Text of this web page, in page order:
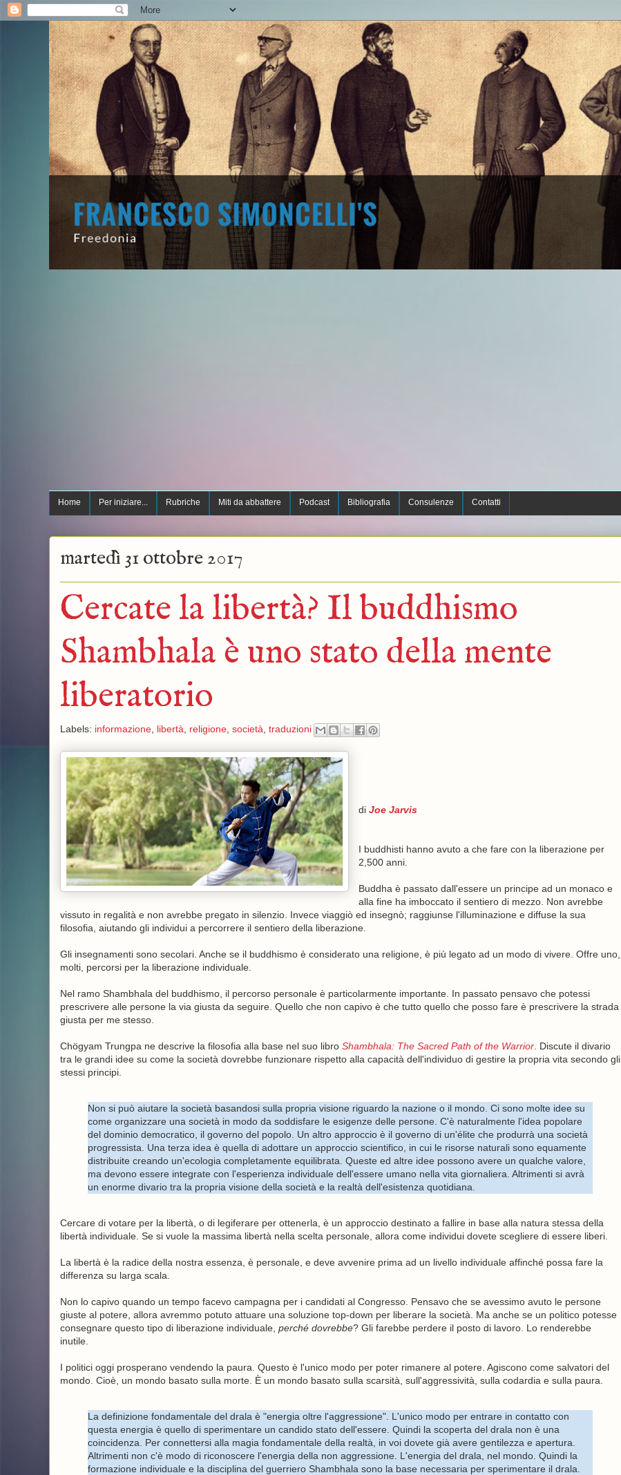
Home Per iniziare... Rubriche Miti da abbattere Podcast Bibliografia Consulenze Contatti
martedì 31 ottobre 2017
Cercate la libertà? Il buddhismo
Shambhala è uno stato della mente
liberatorio
Labels: informazione, libertà, religione, società, traduzioni
di Joe Jarvis
I buddhisti hanno avuto a che fare con la liberazione per
2,500 anni.
Buddha è passato dall'essere un principe ad un monaco e
alla fine ha imboccato il sentiero di mezzo. Non avrebbe
vissuto in regalità e non avrebbe pregato in silenzio. Invece viaggiò ed insegnò; raggiunse l'illuminazione e diffuse la sua
filosofia, aiutando gli individui a percorrere il sentiero della liberazione.
Gli insegnamenti sono secolari. Anche se il buddhismo è considerato una religione, è più legato ad un modo di vivere. Offre uno,
molti, percorsi per la liberazione individuale.
Nel ramo Shambhala del buddhismo, il percorso personale è particolarmente importante. In passato pensavo che potessi
prescrivere alle persone la via giusta da seguire. Quello che non capivo è che tutto quello che posso fare è prescrivere la strada
giusta per me stesso.
Chögyam Trungpa ne descrive la filosofia alla base nel suo libro Shambhala: The Sacred Path of the Warrior. Discute il divario
tra le grandi idee su come la società dovrebbe funzionare rispetto alla capacità dell'individuo di gestire la propria vita secondo gli
stessi principi.
Non si può aiutare la società basandosi sulla propria visione riguardo la nazione o il mondo. Ci sono molte idee su
come organizzare una società in modo da soddisfare le esigenze delle persone. C'è naturalmente l'idea popolare
del dominio democratico, il governo del popolo. Un altro approccio è il governo di un'élite che produrrà una società
progressista. Una terza idea è quella di adottare un approccio scientifico, in cui le risorse naturali sono equamente
distribuite creando un'ecologia completamente equilibrata. Queste ed altre idee possono avere un qualche valore,
ma devono essere integrate con l'esperienza individuale dell'essere umano nella vita giornaliera. Altrimenti si avrà
un enorme divario tra la propria visione della società e la realtà dell'esistenza quotidiana.
Cercare di votare per la libertà, o di legiferare per ottenerla, è un approccio destinato a fallire in base alla natura stessa della
libertà individuale. Se si vuole la massima libertà nella scelta personale, allora come individui dovete scegliere di essere liberi.
La libertà è la radice della nostra essenza, è personale, e deve avvenire prima ad un livello individuale affinché possa fare la
differenza su larga scala.
Non lo capivo quando un tempo facevo campagna per i candidati al Congresso. Pensavo che se avessimo avuto le persone
giuste al potere, allora avremmo potuto attuare una soluzione top-down per liberare la società. Ma anche se un politico potesse
consegnare questo tipo di liberazione individuale, perché dovrebbe? Gli farebbe perdere il posto di lavoro. Lo renderebbe
inutile.
I politici oggi prosperano vendendo la paura. Questo è l'unico modo per poter rimanere al potere. Agiscono come salvatori del
mondo. Cioè, un mondo basato sulla morte. È un mondo basato sulla scarsità, sull'aggressività, sulla codardia e sulla paura.
La definizione fondamentale del drala è "energia oltre l'aggressione". L'unico modo per entrare in contatto con
questa energia è quello di sperimentare un candido stato dell'essere. Quindi la scoperta del drala non è una
coincidenza. Per connettersi alla magia fondamentale della realtà, in voi dovete già avere gentilezza e apertura.
Altrimenti non c'è modo di riconoscere l'energia della non aggressione. L'energia del drala, nel mondo. Quindi la
formazione individuale e la disciplina del guerriero Shambhala sono la base necessaria per sperimentare il drala.